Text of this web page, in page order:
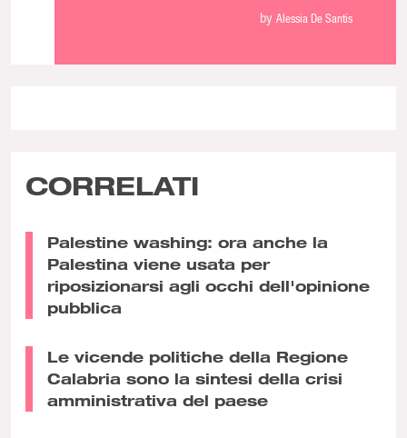
by Alessia De Santis
CORRELATI
Palestine washing: ora anche la
Palestina viene usata per
riposizionarsi agli occhi dell'opinione
pubblica
Le vicende politiche della Regione
Calabria sono la sintesi della crisi
amministrativa del paese